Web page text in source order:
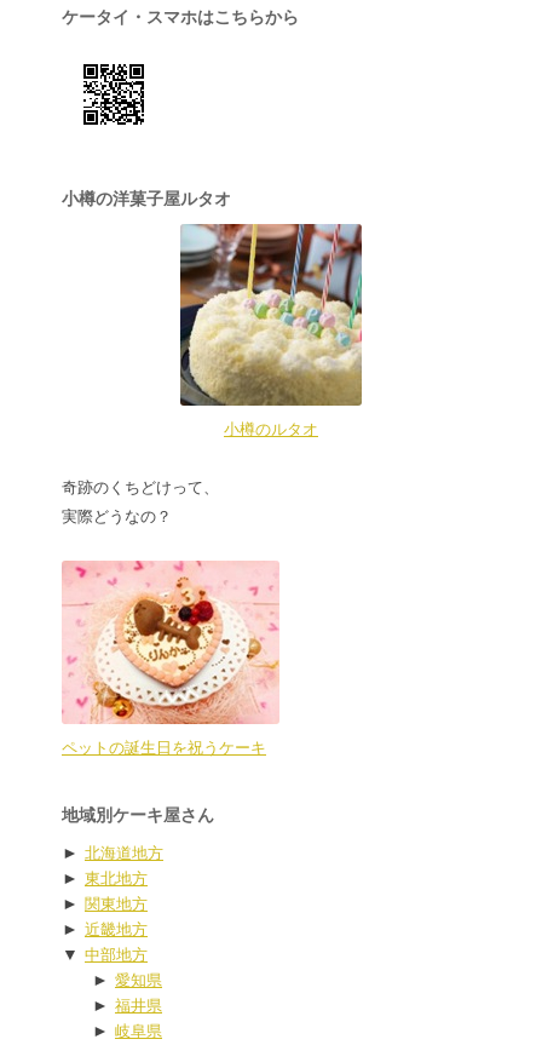
ケータイ・スマホはこちらから
小樽の洋菓子屋ルタオ
小樽のルタオ
奇跡のくちどけって、
実際どうなの？
ペットの誕生日を祝うケーキ
地域別ケーキ屋さん
► 北海道地方
► 東北地方
► 関東地方
► 近畿地方
▼ 中部地方
► 愛知県
► 福井県
► 岐阜県